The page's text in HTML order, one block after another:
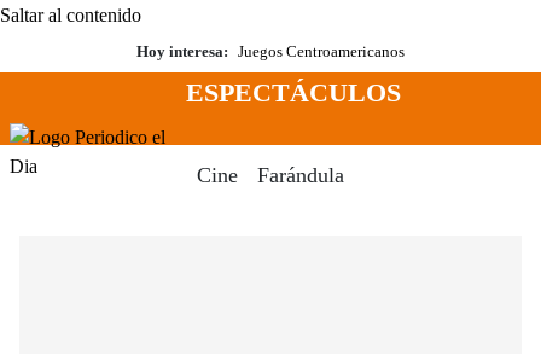
Saltar al contenido
Hoy interesa: Juegos Centroamericanos
Menú
ESPECTÁCULOS
Cine Farándula